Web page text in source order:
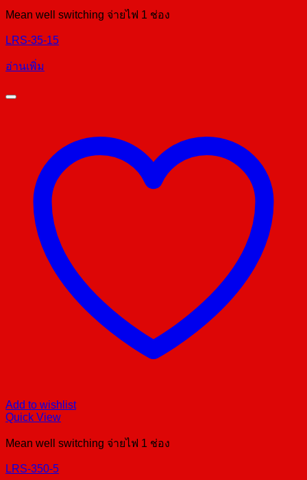
Mean well switching จ่ายไฟ 1 ช่อง
LRS-35-15
อ่านเพิ่ม
Add to wishlist
Quick View
Mean well switching จ่ายไฟ 1 ช่อง
LRS-350-5